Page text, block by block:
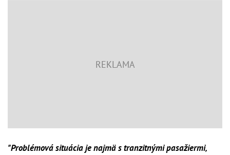
"Problémová situácia je najmä s tranzitnými pasažiermi,